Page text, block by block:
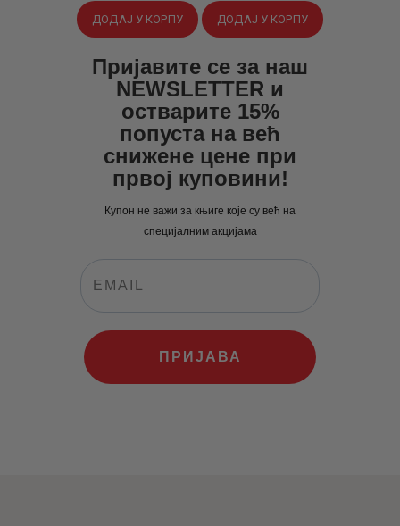
је
била:
561.
је:
430.
ДОДАЈ У КОРПУ
је
била:
572 .
0
0
рсд.
је:
430.
0
0
рсд.
ДОДАЈ У КОРПУ
Пријавите се за наш
NEWSLETTER и
остварите 15%
попуста на већ
снижене цене при
првој куповини!
Купон не важи за књиге које су већ на
специјалним акцијама
ПРИЈАВА